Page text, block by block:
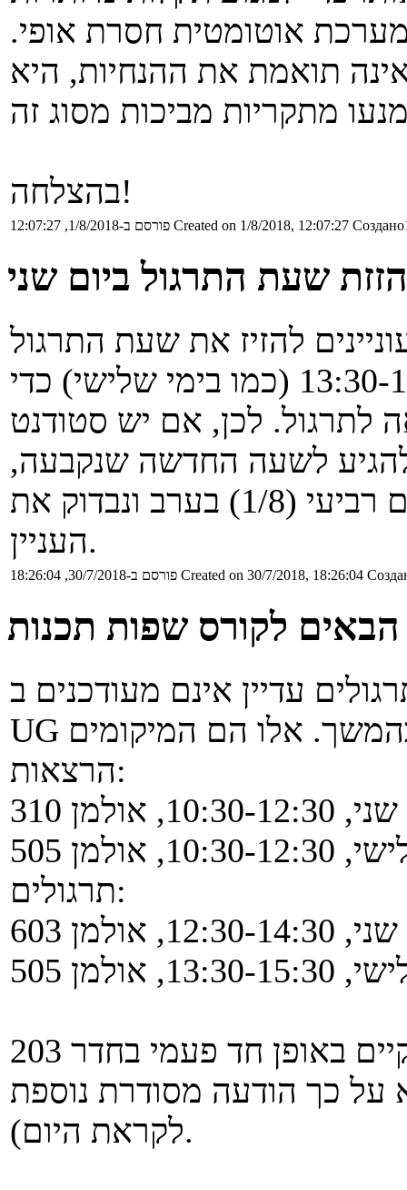
אוטומטית חסרת אופי.
תואמת את ההנחיות, היא
בהצלחה!
פורסם ב-1/8/2018, 12:07:27 Created on 1/8/2018, 12:07:27
הזזת שעת התרגול ביום שני
להזיז את שעת התרגול
ביום שני מ-12:30-14:30 ל-13:30-15:30 (כמו בימי שלישי) כדי
לכן, אם יש סטודנט
להגיע לשעה החדשה שנקבעה,
יש לשלוח לליאור אימייל עד יום רביעי (1/8) בערב ונבדוק את
העניין.
פורסם ב-30/7/2018, 18:26:04 Created on 30/7/2018, 18:26:04
עדיין אינם מעודכנים ב-
הרצאות:
אולמן 310
אולמן 505
תרגולים:
אולמן 603
אולמן 505
בנוסף, בתאריך 4.9 ההרצאה תתקיים באופן חד פעמי בחדר 203
בחדר 202 (נוציא על כך הודעה מסודרת נוספת
לקראת היום).